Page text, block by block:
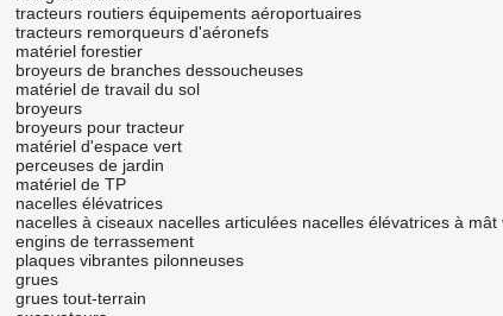
tracteurs routiers équipements aéroportuaires
tracteurs remorqueurs d'aéronefs
matériel forestier
broyeurs de branches dessoucheuses
matériel de travail du sol
broyeurs
broyeurs pour tracteur
matériel d'espace vert
perceuses de jardin
matériel de TP
nacelles élévatrices
nacelles à ciseaux nacelles articulées nacelles élévatrices à mât
engins de terrassement
plaques vibrantes pilonneuses
grues
grues tout-terrain